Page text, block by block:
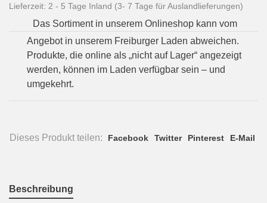
Lieferzeit: 2 - 5 Tage Inland (3- 7 Tage für Auslandlieferungen)
Das Sortiment in unserem Onlineshop kann vom
Angebot in unserem Freiburger Laden abweichen.
Produkte, die online als „nicht auf Lager“ angezeigt
werden, können im Laden verfügbar sein – und
umgekehrt.
Dieses Produkt teilen: Facebook Twitter Pinterest E-Mail
Beschreibung